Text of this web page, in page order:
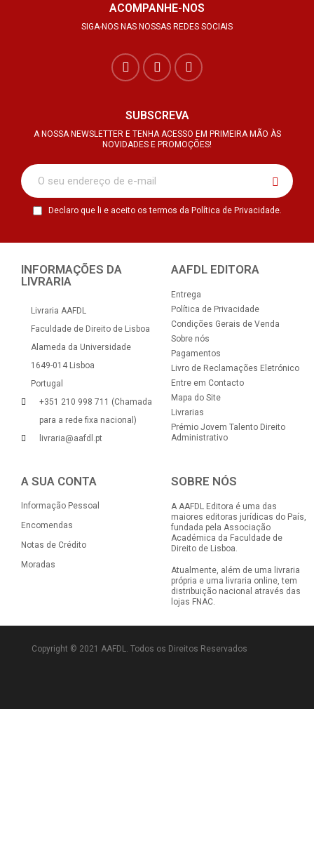
ACOMPANHE-NOS
SIGA-NOS NAS NOSSAS REDES SOCIAIS
SUBSCREVA
A NOSSA NEWSLETTER E TENHA ACESSO EM PRIMEIRA MÃO ÀS
NOVIDADES E PROMOÇÕES!
Declaro que li e aceito os termos da Política de Privacidade.
INFORMAÇÕES DA
LIVRARIA
Livraria AAFDL
Faculdade de Direito de Lisboa
Alameda da Universidade
1649-014 Lisboa
Portugal
+351 210 998 711 (Chamada
para a rede fixa nacional)
livraria@aafdl.pt
AAFDL EDITORA
Entrega
Política de Privacidade
Condições Gerais de Venda
Sobre nós
Pagamentos
Livro de Reclamações Eletrónico
Entre em Contacto
Mapa do Site
Livrarias
Prémio Jovem Talento Direito
Administrativo
A SUA CONTA
Informação Pessoal
Encomendas
Notas de Crédito
Moradas
SOBRE NÓS
A AAFDL Editora é uma das
maiores editoras jurídicas do País,
fundada pela Associação
Académica da Faculdade de
Direito de Lisboa.
Atualmente, além de uma livraria
própria e uma livraria online, tem
distribuição nacional através das
lojas FNAC.
Copyright © 2021 AAFDL. Todos os Direitos Reservados